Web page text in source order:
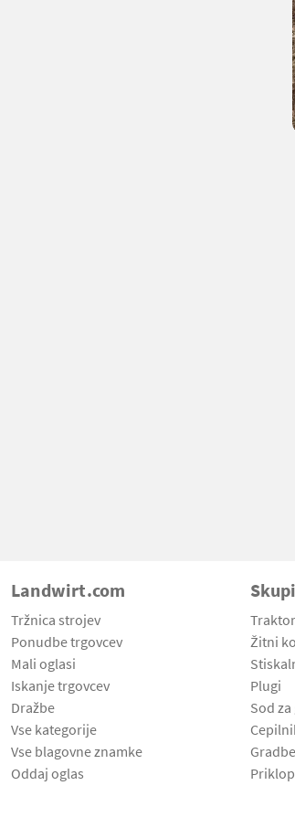
Landwirt.com
Tržnica strojev
Ponudbe trgovcev
Mali oglasi
Iskanje trgovcev
Dražbe
Vse kategorije
Vse blagovne znamke
Oddaj oglas
Žitni
Plugi
Sod